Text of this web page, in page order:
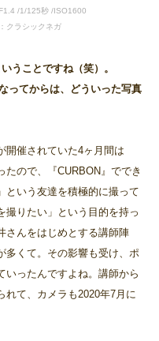
/1/125秒 /ISO1600
クラシックネガ
うことですね（笑）。
ってからは、どういった写真
開催されていた4ヶ月間は
たので、『CURBON』ででき
という友達を積極的に撮って
撮りたい」という目的を持っ
さんをはじめとする講師陣
多くて。その影響も受け、ポ
いったんですよね。講師から
れて、カメラも2020年7月に